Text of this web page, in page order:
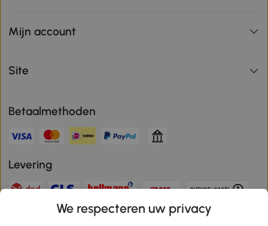
Mijn account
Site
Betaalmethoden
Levering
Veilige betaling
We respecteren uw privacy